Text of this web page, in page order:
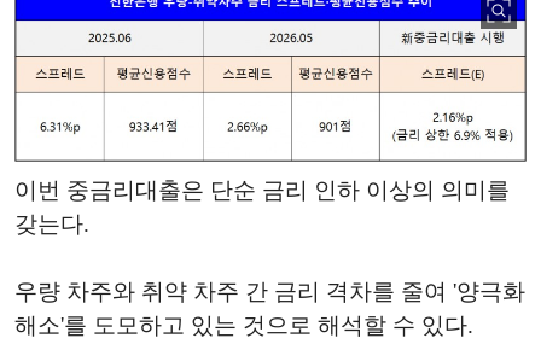
이번 중금리대출은 단순 금리 인하 이상의 의미를
갖는다.
우량 차주와 취약 차주 간 금리 격차를 줄여 '양극화
해소'를 도모하고 있는 것으로 해석할 수 있다.